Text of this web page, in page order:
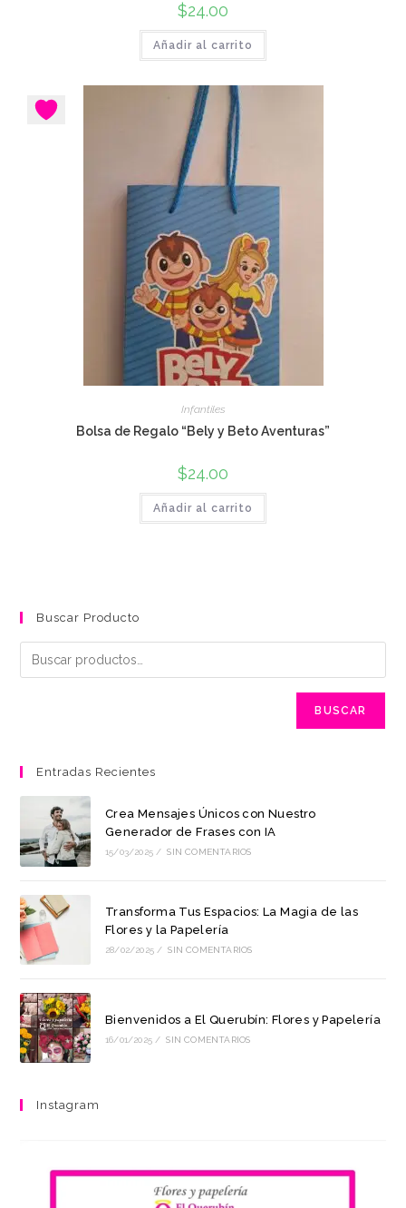
$24.00
Añadir al carrito
Infantiles
Bolsa de Regalo “Bely y Beto Aventuras”
$24.00
Añadir al carrito
Buscar Producto
BUSCAR
Entradas Recientes
Crea Mensajes Únicos con Nuestro
Generador de Frases con IA
15/03/2025 / SIN COMENTARIOS
Transforma Tus Espacios: La Magia de las
Flores y la Papelería
28/02/2025 / SIN COMENTARIOS
Bienvenidos a El Querubín: Flores y Papelería
16/01/2025 / SIN COMENTARIOS
Instagram